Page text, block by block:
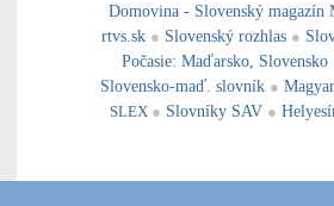
Domovina - Slovenský magazín
rtvs.sk ● Slovenský rozhlas ●
Počasie: Maďarsko Slovensko
Slovensko-maď. slovník ●
SLEX ● Slovníky SAV ●